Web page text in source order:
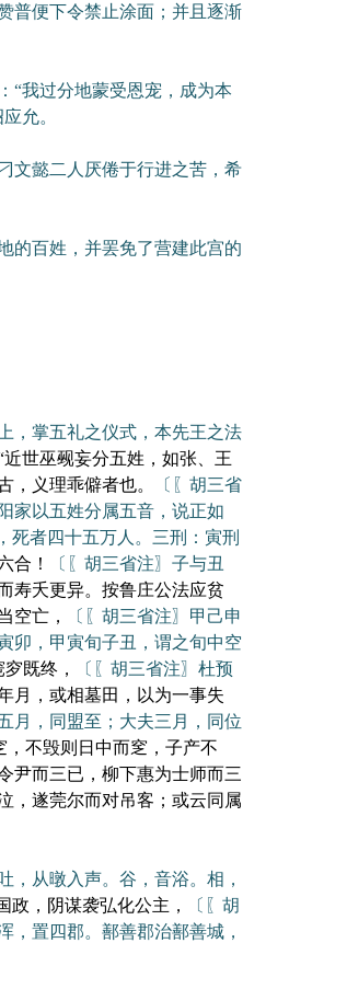
普便下令禁止涂面；并且逐渐
我过分地蒙受恩宠，成为本
允。
文懿二人厌倦于行进之苦，希
的百姓，并罢免了营建此宫的
，掌五礼之仪式，本先王之法
世巫觋妄分五姓，如张、王
，义理乖僻者也。
〔〖胡三省
家以五姓分属五音，说正如
死者四十五万人。三刑：寅刑
合！
〔〖胡三省注〗子与丑
寿夭更异。按鲁庄公法应贫
空亡，
〔〖胡三省注〗甲己申
卯，甲寅旬子丑，谓之旬中空
既终，
〔〖胡三省注〗杜预
月，或相墓田，以为一事失
月，同盟至；大夫三月，同位
，不毁则日中而窆，子产不
尹而三已，柳下惠为士师而三
，遂莞尔而对吊客；或云同属
，从暾入声。谷，音浴。相，
政，阴谋袭弘化公主，
〔〖胡
，置四郡。鄯善郡治鄯善城，